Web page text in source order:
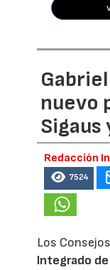
nuevo
Sigaus
Redacción
7524
Los
Integrado